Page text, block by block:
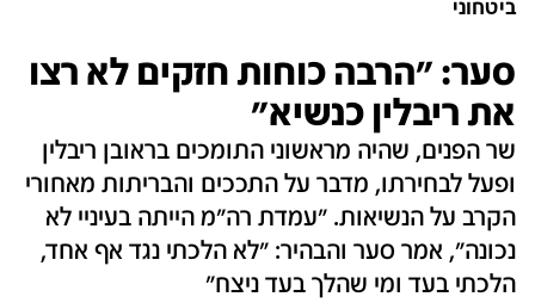
ביטחוני
סער: "הרבה כוחות חזקים לא רצו
את ריבלין כנשיא"
שר הפנים, שהיה מראשוני התומכים בראובן ריבלין
ופעל לבחירתו, מדבר על התככים והבריתות מאחורי
הקרב על הנשיאות. "עמדת רה"מ הייתה בעיניי לא
נכונה", אמר סער והבהיר: "לא הלכתי נגד אף אחד,
הלכתי בעד ומי שהלך בעד ניצח"